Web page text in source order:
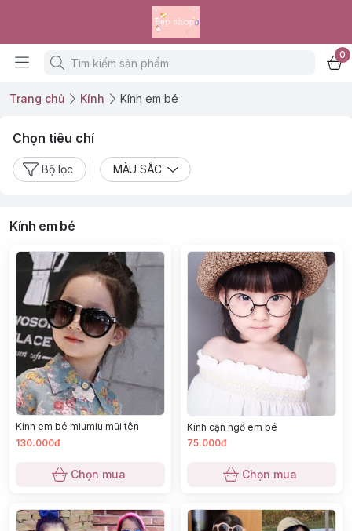
0
Trang chủ Kính Kính em bé
Chọn tiêu chí
Bộ lọc MÀU SẮC
Kính em bé
Kính em bé miumiu mũi tên
130.000đ
Chọn mua
Kính cận ngố em bé
75.000đ
Chọn mua